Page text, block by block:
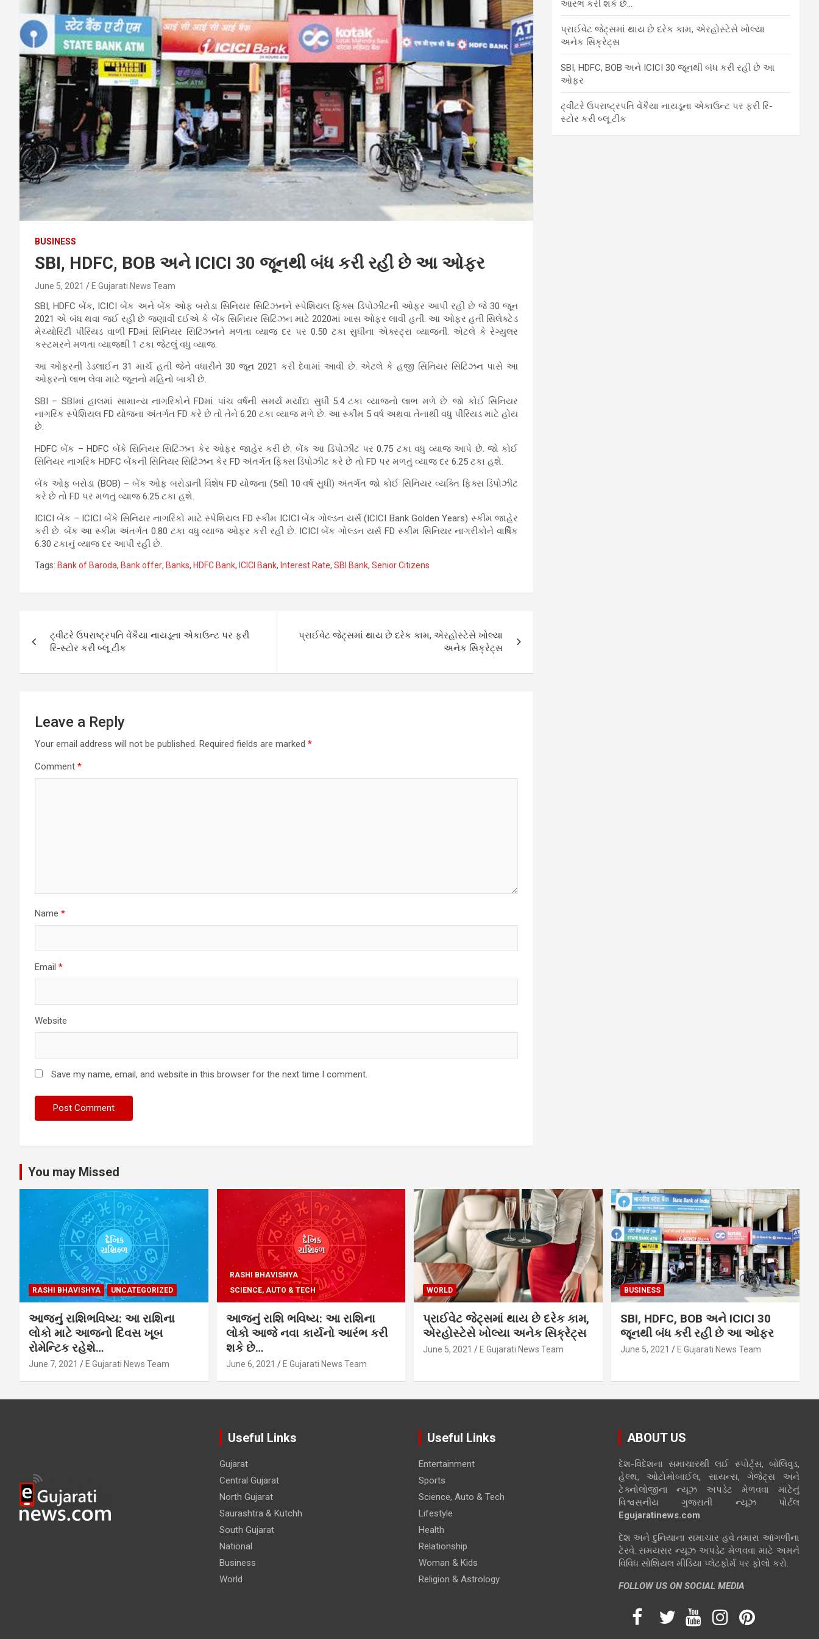
BUSINESS
SBI, HDFC, BOB અને ICICI 30 જૂનથી બંધ કરી રહી છે આ ઓફર
June 5, 2021 E Gujarati News Team
SBI, HDFC બેંક, ICICI બેંક અને બેંક ઓફ બરોડા સિનિયર સિટિઝનને સ્પેશિયલ ફિક્સ ડિપોઝીટની ઓફર આપી રહી છે જે 30 જૂન
2021 એ બંધ થવા જઈ રહી છે જણાવી દઈએ કે બેંક સિનિયર સિટિઝન માટે 2020માં ખાસ ઓફર લાવી હતી. આ ઓફર હતી સિલેક્ટેડ
મેચ્યોરિટી પીરિયડ વાળી FDમાં સિનિયર સિટિઝનને મળતા વ્યાજ દર પર 0.50 ટકા સુધીના એક્સ્ટ્રા વ્યાજની. એટલે કે રેગ્યુલર
કસ્ટમરને મળતા વ્યાજથી 1 ટકા જેટલું વધુ વ્યાજ.
આ ઓફરની ડેડલાઈન 31 માર્ચ હતી જેને વધારીને 30 જૂન 2021 કરી દેવામાં આવી છે. એટલે કે હજી સિનિયર સિટિઝન પાસે આ
ઓફરનો લાભ લેવા માટે જૂનનો મહિનો બાકી છે.
SBI – SBIમાં હાલમાં સામાન્ય નાગરિકોને FDમાં પાંચ વર્ષની સમર્ય મર્યાદા સુધી 5.4 ટકા વ્યાજનો લાભ મળે છે. જો કોઈ સિનિયર
નાગરિક સ્પેશિયલ FD યોજના અંતર્ગત FD કરે છે તો તેને 6.20 ટકા વ્યાજ મળે છે. આ સ્કીમ 5 વર્ષ અથવા તેનાથી વધુ પીરિયડ માટે હોય
છે.
HDFC બેંક – HDFC બેંકે સિનિયર સિટિઝન કેર ઓફર જાહેર કરી છે. બેંક આ ડિપોઝીટ પર 0.75 ટકા વધુ વ્યાજ આપે છે. જો કોઈ
સિનિયર નાગરિક HDFC બેંકની સિનિયર સિટિઝન કેર FD અંતર્ગત ફિક્સ ડિપોઝીટ કરે છે તો FD પર મળતું વ્યાજ દર 6.25 ટકા હશે.
બેંક ઓફ બરોડા (BOB) – બેંક ઓફ બરોડાની વિશેષ FD યોજના (5થી 10 વર્ષ સુધી) અંતર્ગત જો કોઈ સિનિયર વ્યક્તિ ફિક્સ ડિપોઝીટ
કરે છે તો FD પર મળતું વ્યાજ 6.25 ટકા હશે.
ICICI બેંક – ICICI બેંકે સિનિયર નાગરિકો માટે સ્પેશિયલ FD સ્કીમ ICICI બેંક ગોલ્ડન યર્સ (ICICI Bank Golden Years) સ્કીમ જાહેર
કરી છે. બેંક આ સ્કીમ અંતર્ગત 0.80 ટકા વધુ વ્યાજ ઓફર કરી રહી છે. ICICI બેંક ગોલ્ડન યર્સ FD સ્કીમ સિનિયર નાગરીકોને વાર્ષિક
6.30 ટકાનું વ્યાજ દર આપી રહી છે.
Tags: Bank of Baroda, Bank offer, Banks, HDFC Bank, ICICI Bank, Interest Rate, SBI Bank, Senior Citizens
navigation
ટ્વીટરે ઉપરાષ્ટ્રપતિ વેંકૈયા નાયડૂના એકાઉન્ટ પર ફરી
રિ-સ્ટોર કરી બ્લૂ ટીક
પ્રાઈવેટ જેટ્સમાં થાય છે દરેક કામ, એરહોસ્ટેસે ખોલ્યા
અનેક સિક્રેટ્સ
Leave a Reply
Your email address will not be published. Required fields are marked *
Comment *
Name *
Email *
Website
Save my name, email, and website in this browser for the next time I comment.
આરંભ કરી શકે છે…
પ્રાઈવેટ જેટ્સમાં થાય છે દરેક કામ, એરહોસ્ટેસે ખોલ્યા
અનેક સિક્રેટ્સ
SBI, HDFC, BOB અને ICICI 30 જૂનથી બંધ કરી રહી છે આ
ઓફર
ટ્વીટરે ઉપરાષ્ટ્રપતિ વેંકૈયા નાયડૂના એકાઉન્ટ પર ફરી રિ-
સ્ટોર કરી બ્લૂ ટીક
You may Missed
RASHI BHAVISHYA UNCATEGORIZED
આજનું રાશિભવિષ્ય: આ રાશિના
લોકો માટે આજનો દિવસ ખૂબ
રોમેન્ટિક રહેશે…
June 7, 2021 E Gujarati News Team
RASHI BHAVISHYA
SCIENCE, AUTO & TECH
આજનું રાશિ ભવિષ્ય: આ રાશિના
લોકો આજે નવા કાર્યનો આરંભ કરી
શકે છે…
June 6, 2021 E Gujarati News Team
WORLD
પ્રાઈવેટ જેટ્સમાં થાય છે દરેક કામ,
એરહોસ્ટેસે ખોલ્યા અનેક સિક્રેટ્સ
June 5, 2021 E Gujarati News Team
BUSINESS
SBI, HDFC, BOB અને ICICI 30
જૂનથી બંધ કરી રહી છે આ ઓફર
June 5, 2021 E Gujarati News Team
Useful Links
Gujarat
Central Gujarat
North Gujarat
Saurashtra & Kutchh
South Gujarat
National
Business
World
Useful Links
Entertainment
Sports
Science, Auto & Tech
Lifestyle
Health
Relationship
Woman & Kids
Religion & Astrology
ABOUT US
દેશ-વિદેશના સમાચારથી લઈ સ્પોર્ટ્સ, બોલિવુડ,
હેલ્થ, ઓટોમોબાઈલ, સાયન્સ, ગેજેટ્સ અને
ટેક્નોલોજીના ન્યૂઝ અપડેટ મેળવવા માટેનું
વિશ્વસનીય ગુજરાતી ન્યૂઝ પોર્ટલ
Egujaratinews.com
દેશ અને દુનિયાના સમાચાર હવે તમારા આંગળીના
ટેરવે. સમયસર ન્યૂઝ અપડેટ મેળવવા માટે અમને
વિવિધ સોશિયલ મીડિયા પ્લેટફોર્મ પર ફોલો કરો.
FOLLOW US ON SOCIAL MEDIA